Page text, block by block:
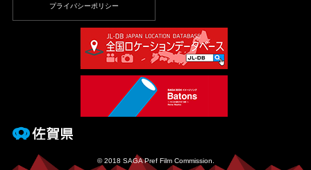
プライバシーポリシー
© 2018 SAGA Pref Film Commission.